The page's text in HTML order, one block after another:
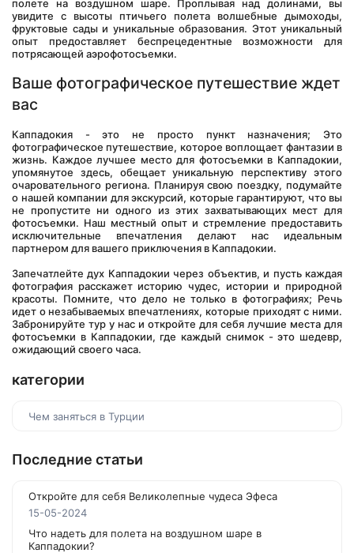
полете на воздушном шаре. Проплывая над долинами, вы
увидите с высоты птичьего полета волшебные дымоходы,
фруктовые сады и уникальные образования. Этот уникальный
опыт предоставляет беспрецедентные возможности для
потрясающей аэрофотосъемки.
Ваше фотографическое путешествие ждет
вас
Каппадокия - это не просто пункт назначения; Это
фотографическое путешествие, которое воплощает фантазии в
жизнь. Каждое лучшее место для фотосъемки в Каппадокии,
упомянутое здесь, обещает уникальную перспективу этого
очаровательного региона. Планируя свою поездку, подумайте
о нашей компании для экскурсий, которые гарантируют, что вы
не пропустите ни одного из этих захватывающих мест для
фотосъемки. Наш местный опыт и стремление предоставить
исключительные впечатления делают нас идеальным
партнером для вашего приключения в Каппадокии.
Запечатлейте дух Каппадокии через объектив, и пусть каждая
фотография расскажет историю чудес, истории и природной
красоты. Помните, что дело не только в фотографиях; Речь
идет о незабываемых впечатлениях, которые приходят с ними.
Забронируйте тур у нас и откройте для себя лучшие места для
фотосъемки в Каппадокии, где каждый снимок - это шедевр,
ожидающий своего часа.
категории
Чем заняться в Турции
Последние статьи
Откройте для себя Великолепные чудеса Эфеса
15-05-2024
Что надеть для полета на воздушном шаре в
Каппадокии?